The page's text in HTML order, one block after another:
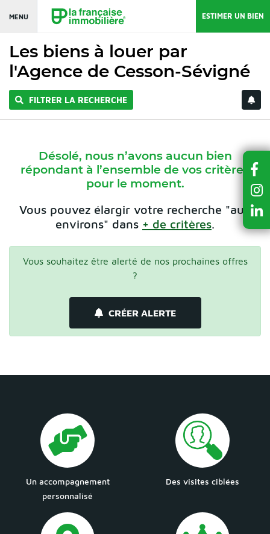
MENU ESTIMER UN BIEN
Les biens à louer par
l'Agence de Cesson-Sévigné
FILTRER LA RECHERCHE
Désolé, nous n’avons aucun bien
répondant à l’ensemble de vos critères
pour le moment.
Vous pouvez élargir votre recherche "aux
environs" dans + de critères.
Vous souhaitez être alerté de nos prochaines offres
?
CRÉER ALERTE
Un accompagnement
personnalisé
Des visites ciblées